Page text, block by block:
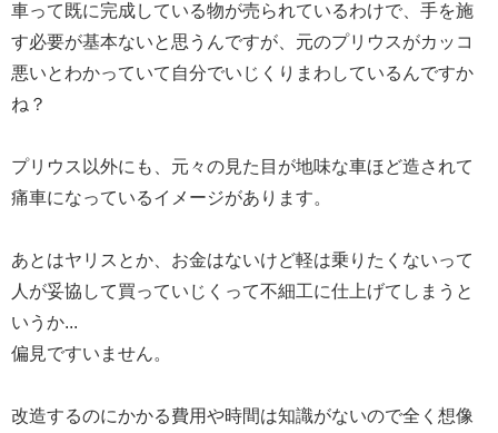
車って既に完成している物が売られているわけで、手を施
す必要が基本ないと思うんですが、元のプリウスがカッコ
悪いとわかっていて自分でいじくりまわしているんですか
ね？
プリウス以外にも、元々の見た目が地味な車ほど造されて
痛車になっているイメージがあります。
あとはヤリスとか、お金はないけど軽は乗りたくないって
人が妥協して買っていじくって不細工に仕上げてしまうと
いうか...
偏見ですいません。
改造するのにかかる費用や時間は知識がないので全く想像